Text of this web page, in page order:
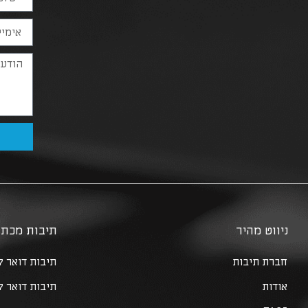
ניווט מהיר
חברת תיבות
אודות
תיבות
תיבות דואר
תיבות דואר